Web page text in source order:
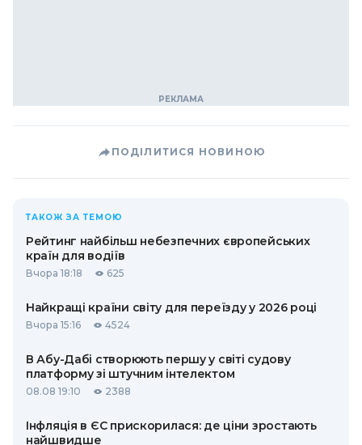
ПОДІЛИТИСЯ НОВИНОЮ
ТАКОЖ ЗА ТЕМОЮ
Рейтинг найбільш небезпечних європейських
країн для водіїв
Вчора 18:18 625
Найкращі країни світу для переїзду у 2026 році
Вчора 15:16 4524
В Абу-Дабі створюють першу у світі судову
платформу зі штучним інтелектом
08.08 19:10 2388
Інфляція в ЄС прискорилася: де ціни зростають
найшвидше